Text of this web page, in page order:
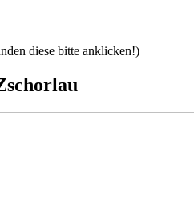
diese bitte anklicken!)